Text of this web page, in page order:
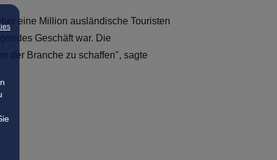
eine Million ausländische Touristen
Geschäft war. Die
der Branche zu schaffen", sagte